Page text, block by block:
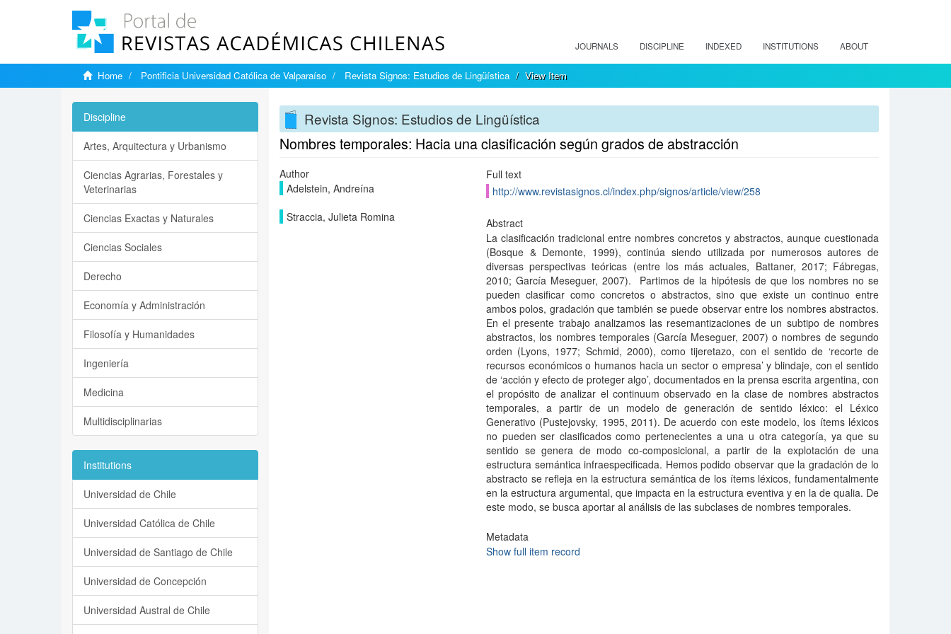
JOURNALS DISCIPLINE INDEXED INSTITUTIONS ABOUT
Home Pontificia Universidad Católica de Valparaíso Revista Signos: Estudios de Lingüística View Item
Revista Signos: Estudios de Lingüística
Nombres temporales: Hacia una clasificación según grados de abstracción
Author
Adelstein, Andreína
Straccia, Julieta Romina
Full text
http://www.revistasignos.cl/index.php/signos/article/view/258
Abstract
La clasificación tradicional entre nombres concretos y abstractos, aunque cuestionada
(Bosque & Demonte, 1999), continúa siendo utilizada por numerosos autores de
diversas perspectivas teóricas (entre los más actuales, Battaner, 2017; Fábregas,
2010; García Meseguer, 2007). Partimos de la hipótesis de que los nombres no se
pueden clasificar como concretos o abstractos, sino que existe un continuo entre
ambos polos, gradación que también se puede observar entre los nombres abstractos.
En el presente trabajo analizamos las resemantizaciones de un subtipo de nombres
abstractos, los nombres temporales (García Meseguer, 2007) o nombres de segundo
orden (Lyons, 1977; Schmid, 2000), como tijeretazo, con el sentido de ‘recorte de
recursos económicos o humanos hacia un sector o empresa’ y blindaje, con el sentido
de ‘acción y efecto de proteger algo’, documentados en la prensa escrita argentina, con
el propósito de analizar el continuum observado en la clase de nombres abstractos
temporales, a partir de un modelo de generación de sentido léxico: el Léxico
Generativo (Pustejovsky, 1995, 2011). De acuerdo con este modelo, los ítems léxicos
no pueden ser clasificados como pertenecientes a una u otra categoría, ya que su
sentido se genera de modo co-composicional, a partir de la explotación de una
estructura semántica infraespecificada. Hemos podido observar que la gradación de lo
abstracto se refleja en la estructura semántica de los ítems léxicos, fundamentalmente
en la estructura argumental, que impacta en la estructura eventiva y en la de qualia. De
este modo, se busca aportar al análisis de las subclases de nombres temporales.
Metadata
Show full item record
Discipline
Artes, Arquitectura y Urbanismo
Ciencias Agrarias, Forestales y
Veterinarias
Ciencias Exactas y Naturales
Ciencias Sociales
Derecho
Economía y Administración
Filosofía y Humanidades
Ingeniería
Medicina
Multidisciplinarias
Institutions
Universidad de Chile
Universidad Católica de Chile
Universidad de Santiago de Chile
Universidad de Concepción
Universidad Austral de Chile